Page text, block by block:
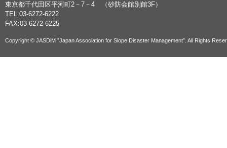
東京都千代田区平河町2－7－4 （砂防会館別館3F）
TEL:03-6272-6222
FAX:03-6272-6225
Copyright © JASDiM ”Japan Association for Slope Disaster Management”. All Rights